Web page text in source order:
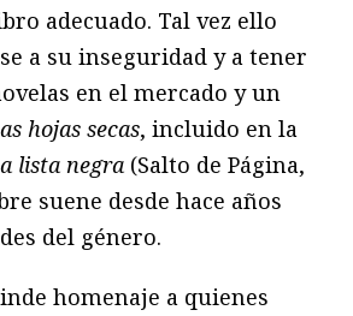
adecuado. Tal vez ello
a su inseguridad y a tener
en el mercado y un
hojas secas, incluido en la
lista negra (Salto de Página,
suene desde hace años
del género.
homenaje a quienes